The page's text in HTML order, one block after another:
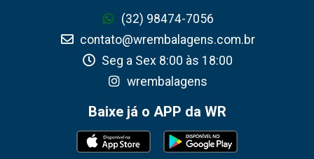
(32) 98474-7056
contato@wrembalagens.com.br
Seg a Sex 8:00 às 18:00
wrembalagens
Baixe já o APP da WR